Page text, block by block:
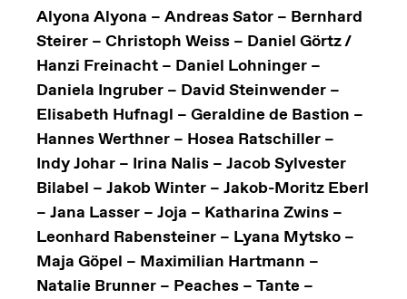
Alyona Alyona – Andreas Sator – Bernhard
Steirer – Christoph Weiss – Daniel Görtz /
Hanzi Freinacht – Daniel Lohninger –
Daniela Ingruber – David Steinwender –
Elisabeth Hufnagl – Geraldine de Bastion –
Hannes Werthner – Hosea Ratschiller –
Indy Johar – Irina Nalis – Jacob Sylvester
Bilabel – Jakob Winter – Jakob-Moritz Eberl
– Jana Lasser – Joja – Katharina Zwins –
Leonhard Rabensteiner – Lyana Mytsko –
Maja Göpel – Maximilian Hartmann –
Natalie Brunner – Peaches – Tante –